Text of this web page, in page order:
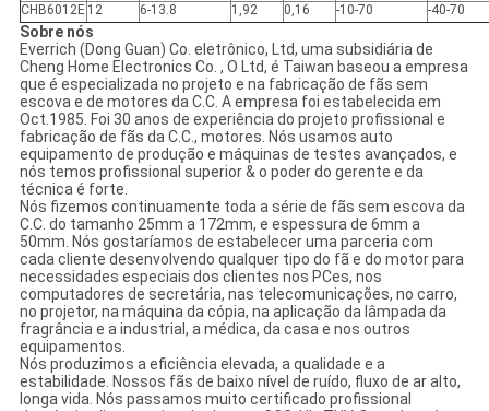
CHB6012E 12 6-13.8 1,92 0,16 -10-70 -40-70
Sobre nós
Everrich (Dong Guan) Co. eletrônico, Ltd, uma subsidiária de
Cheng Home Electronics Co. , O Ltd, é Taiwan baseou a empresa
que é especializada no projeto e na fabricação de fãs sem
escova e de motores da C.C. A empresa foi estabelecida em
Oct.1985. Foi 30 anos de experiência do projeto profissional e
fabricação de fãs da C.C., motores. Nós usamos auto
equipamento de produção e máquinas de testes avançados, e
nós temos profissional superior & o poder do gerente e da
técnica é forte.
Nós fizemos continuamente toda a série de fãs sem escova da
C.C. do tamanho 25mm a 172mm, e espessura de 6mm a
50mm. Nós gostaríamos de estabelecer uma parceria com
cada cliente desenvolvendo qualquer tipo do fã e do motor para
necessidades especiais dos clientes nos PCes, nos
computadores de secretária, nas telecomunicações, no carro,
no projetor, na máquina da cópia, na aplicação da lâmpada da
fragrância e a industrial, a médica, da casa e nos outros
equipamentos.
Nós produzimos a eficiência elevada, a qualidade e a
estabilidade. Nossos fãs de baixo nível de ruído, fluxo de ar alto,
longa vida. Nós passamos muito certificado profissional